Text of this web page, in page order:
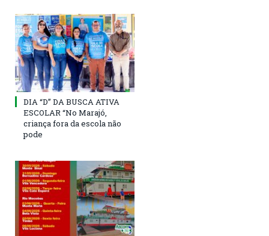
DIA “D” DA BUSCA ATIVA
ESCOLAR “No Marajó,
criança fora da escola não
pode